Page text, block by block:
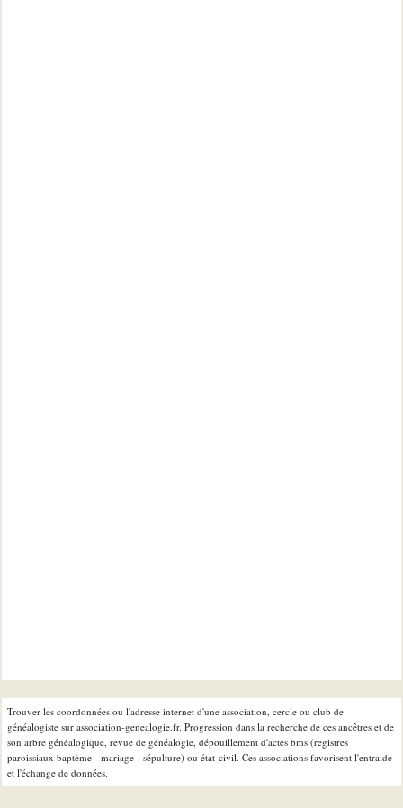
Trouver les coordonnées ou l'adresse internet d'une association, cercle ou club de
généalogiste sur association-genealogie.fr. Progression dans la recherche de ces ancêtres et de
son arbre généalogique, revue de généalogie, dépouillement d'actes bms (registres
paroissiaux baptème - mariage - sépulture) ou état-civil. Ces associations favorisent l'entraide
et l'échange de données.